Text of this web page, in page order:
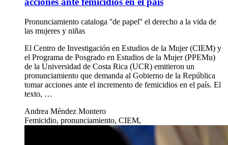
Pronunciamiento cataloga ''de papel'' el derecho a la vida de
las mujeres y niñas
El Centro de Investigación en Estudios de la Mujer (CIEM) y
el Programa de Posgrado en Estudios de la Mujer (PPEMu)
de la Universidad de Costa Rica (UCR) emitieron un
pronunciamiento que demanda al Gobierno de la República
tomar acciones ante el incremento de femicidios en el país. El
texto, …
Andrea Méndez Montero
Femicidio, pronunciamiento, CIEM,